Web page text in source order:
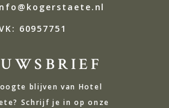
60957751
blijven van Hotel
Schrijf je in op onze